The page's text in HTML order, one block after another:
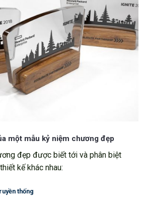
một mẫu kỷ niệm chương đẹp
đẹp được biết tới và phân biệt
kế khác nhau:
thống